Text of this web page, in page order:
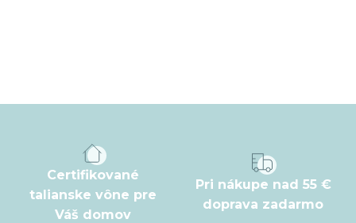
á
Certifikované
talianske vône pre
Váš domov
Pri nákupe nad 55 €
doprava zadarmo